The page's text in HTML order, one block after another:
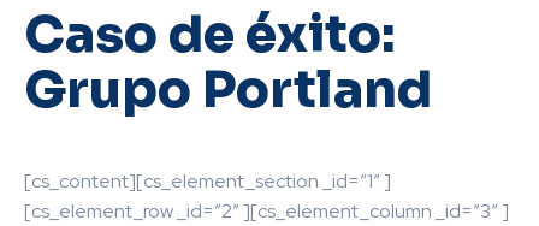
Caso de éxito:
Grupo Portland
[cs_content][cs_element_section _id=”1″ ]
[cs_element_row _id=”2″ ][cs_element_column _id=”3″ ]